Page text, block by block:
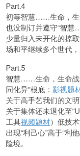
Part.4
初等智慧……生命，生
也没制订并遵守“智慧
少量归入未开化的掠
场和平继续多个世代
Part.5
智慧……生命，生命战
同化异”根底： 影视题
关于高手艺我们的文
关于集体还未退化至
工具视频题材）低技
出现“利己心”高于“利
险境。